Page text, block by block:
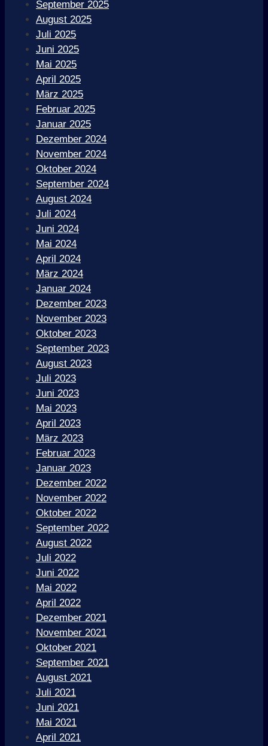
September 2025
August 2025
Juli 2025
Juni 2025
Mai 2025
April 2025
März 2025
Februar 2025
Januar 2025
Dezember 2024
November 2024
Oktober 2024
September 2024
August 2024
Juli 2024
Juni 2024
Mai 2024
April 2024
März 2024
Januar 2024
Dezember 2023
November 2023
Oktober 2023
September 2023
August 2023
Juli 2023
Juni 2023
Mai 2023
April 2023
März 2023
Februar 2023
Januar 2023
Dezember 2022
November 2022
Oktober 2022
September 2022
August 2022
Juli 2022
Juni 2022
Mai 2022
April 2022
Dezember 2021
November 2021
Oktober 2021
September 2021
August 2021
Juli 2021
Juni 2021
Mai 2021
April 2021